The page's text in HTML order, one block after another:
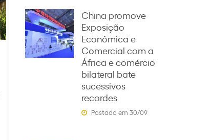
China promove
Exposição
Econômica e
Comercial com a
África e comércio
bilateral bate
sucessivos
recordes
Postado em 30/09